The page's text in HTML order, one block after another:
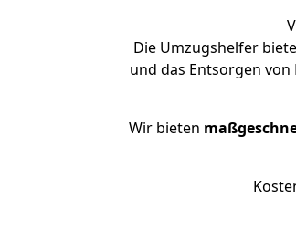
Die Umzugshelfer
und das Entsorgen
Wir bieten